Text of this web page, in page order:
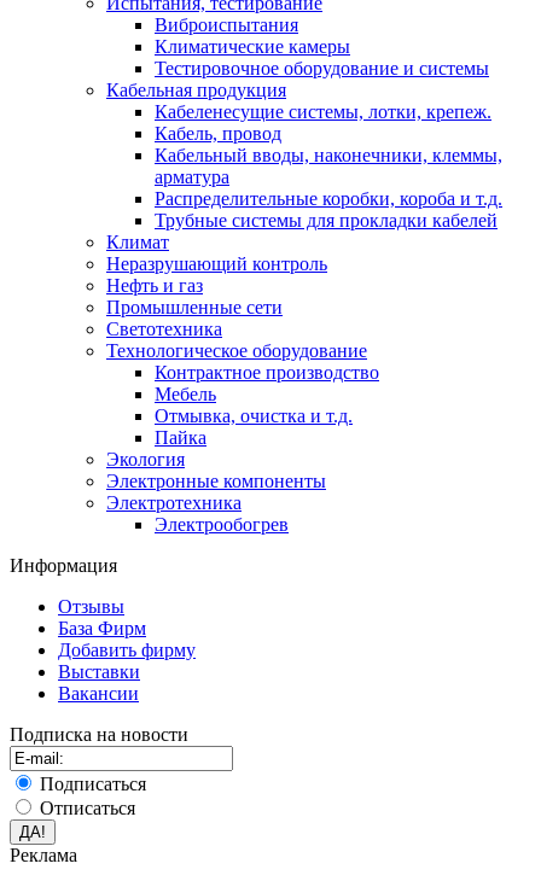
Виброиспытания
Климатические камеры
Тестировочное оборудование и системы
Кабельная продукция
Кабеленесущие системы, лотки, крепеж.
Кабель, провод
Кабельный вводы, наконечники, клеммы,
арматура
Распределительные коробки, короба и т.д.
Трубные системы для прокладки кабелей
Климат
Неразрушающий контроль
Нефть и газ
Промышленные сети
Светотехника
Технологическое оборудование
Контрактное производство
Мебель
Отмывка, очистка и т.д.
Пайка
Экология
Электронные компоненты
Электротехника
Электрообогрев
Информация
Отзывы
База Фирм
Добавить фирму
Выставки
Вакансии
Подписка на новости
Подписаться
Отписаться
Реклама